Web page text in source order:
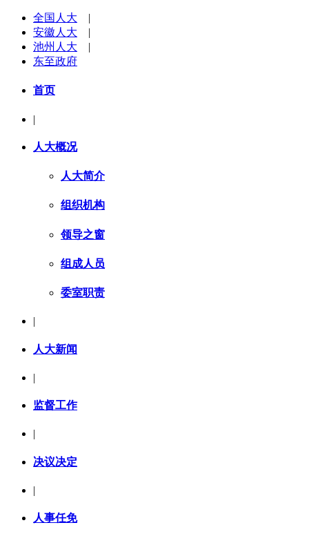
全国人大 |
安徽人大 |
池州人大 |
东至政府
首页
|
人大概况
人大简介
组织机构
领导之窗
组成人员
委室职责
|
人大新闻
|
监督工作
决议决定
|
人事任免